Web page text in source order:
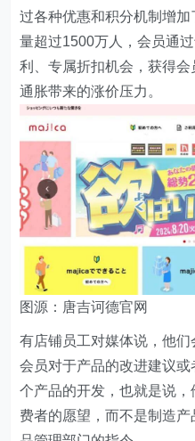
过各种优惠和积分机制增
量超过1500万人，会员通
利、专属折扣机会，获得
通胀带来的涨价压力。
图源：唐吉诃德官网
有店铺员工对媒体说，他
会员对于产品的改进建议
个产品的开发，也就是说
费者的愿望，而不是制造